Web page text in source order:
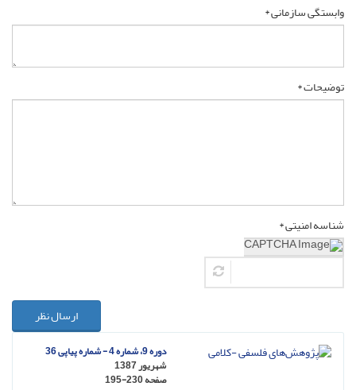
وابستگی سازمانی *
توضیحات *
شناسه امنیتی *
ارسال نظر
دوره 9، شماره 4 - شماره پیاپی 36
شهریور 1387
صفحه195-230